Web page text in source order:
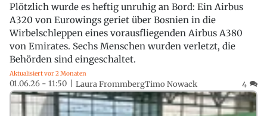
Plötzlich wurde es heftig unruhig an Bord: Ein Airbus
A320 von Eurowings geriet über Bosnien in die
Wirbelschleppen eines vorausfliegenden Airbus A380
von Emirates. Sechs Menschen wurden verletzt, die
Behörden sind eingeschaltet.
Aktualisiert vor 2 Monaten
01.06.26 - 11:50 Laura FrommbergTimo Nowack 4